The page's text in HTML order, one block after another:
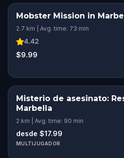
Mobster Mission in
2.7 km | Avg. time: 73 min
4.42
$9.99
Misterio de asesinato:
Marbella
2 km | Avg. time: 90 min
desde $17.99
MULTIJUGADOR